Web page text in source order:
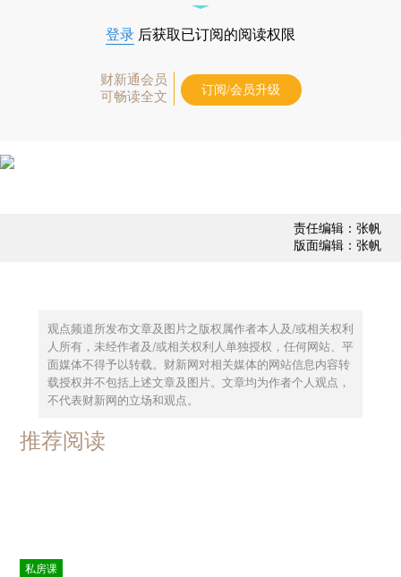
登录 后获取已订阅的阅读权限
财新通会员
可畅读全文
订阅/会员升级
责任编辑：张帆
版面编辑：张帆
观点频道所发布文章及图片之版权属作者本人及/或相关权利
人所有，未经作者及/或相关权利人单独授权，任何网站、平
面媒体不得予以转载。财新网对相关媒体的网站信息内容转
载授权并不包括上述文章及图片。文章均为作者个人观点，
不代表财新网的立场和观点。
推荐阅读
私房课